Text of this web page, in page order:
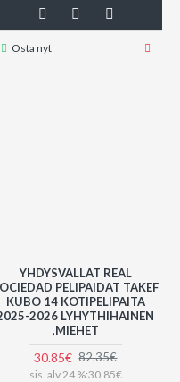
Osta nyt
YHDYSVALLAT REAL
PELIPAIDAT TAKEF
KUBO 14 KOTIPELIPAITA
2026 LYHYTHIHAINEN
,MIEHET
30.85€ 82.35€
sis. alv 24 %:30.85€